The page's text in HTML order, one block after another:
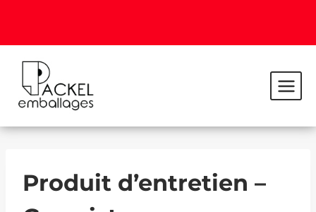
Produit d’entretien –